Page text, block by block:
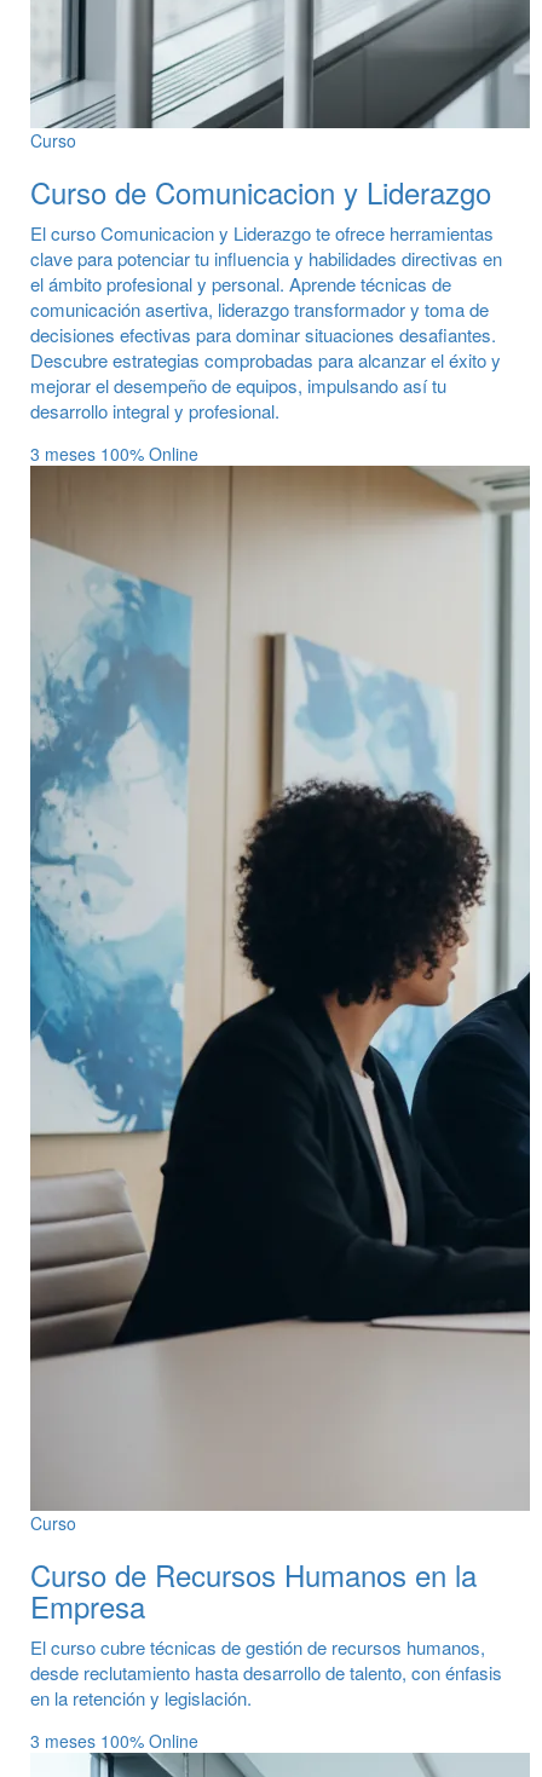
Curso
Curso de Comunicacion y Liderazgo
El curso Comunicacion y Liderazgo te ofrece herramientas
clave para potenciar tu influencia y habilidades directivas en
el ámbito profesional y personal. Aprende técnicas de
comunicación asertiva, liderazgo transformador y toma de
decisiones efectivas para dominar situaciones desafiantes.
Descubre estrategias comprobadas para alcanzar el éxito y
mejorar el desempeño de equipos, impulsando así tu
desarrollo integral y profesional.
3 meses 100% Online
Curso
Curso de Recursos Humanos en la
Empresa
El curso cubre técnicas de gestión de recursos humanos,
desde reclutamiento hasta desarrollo de talento, con énfasis
en la retención y legislación.
3 meses 100% Online